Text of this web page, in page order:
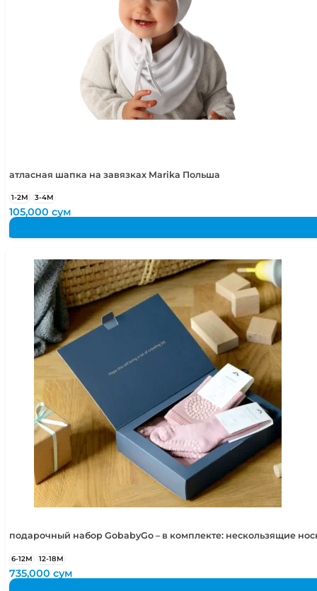
атласная шапка на завязках Marika Польша
1-2М 3-4М
105,000сум
подарочный набор GobabyGo – в комплекте: нескользящие
6-12М 12-18М
735,000сум